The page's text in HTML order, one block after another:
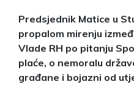
Predsjednik Matice u
propalom mirenju
Vlade RH po pitanju
plaće, o nemoralu
građane i bojazni od